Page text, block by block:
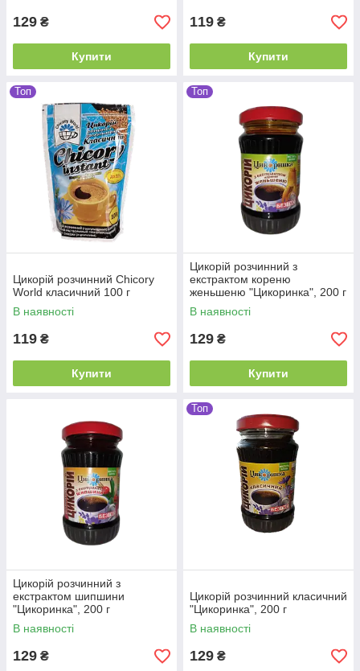
129 ₴
Купити
119 ₴
Купити
Топ
Цикорій розчинний Chicory
World класичний 100 г
В наявності
119 ₴
Купити
Топ
Цикорій розчинний з
екстрактом кореню
женьшеню "Цикоринка", 200 г
В наявності
129 ₴
Купити
Цикорій розчинний з
екстрактом шипшини
"Цикоринка", 200 г
В наявності
129 ₴
Топ
Цикорій розчинний класичний
"Цикоринка", 200 г
В наявності
129 ₴